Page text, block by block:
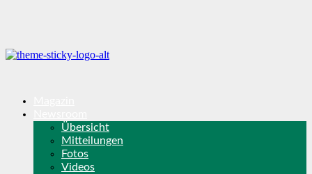
Übersicht
Mitteilungen
Fotos
Videos